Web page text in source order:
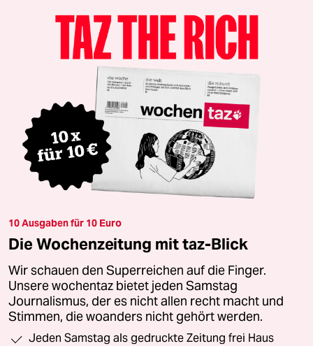
10 Ausgaben für 10 Euro
Die Wochenzeitung mit taz-Blick
Wir schauen den Superreichen auf die Finger.
Unsere wochentaz bietet jeden Samstag
Journalismus, der es nicht allen recht macht und
Stimmen, die woanders nicht gehört werden.
Jeden Samstag als gedruckte Zeitung frei Haus